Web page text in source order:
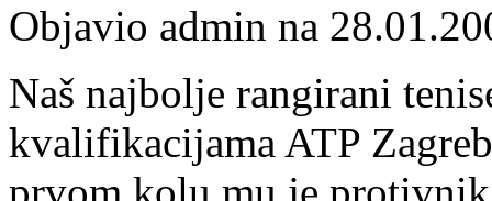
Objavio admin na
Naš najbolje rangirani
kvalifikacijama ATP